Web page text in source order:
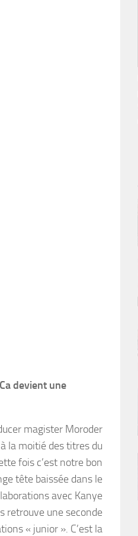
devient une
magister Moroder
la moitié des titres du
fois c’est notre bon
tête baissée dans le
avec Kanye
retrouve une seconde
« junior ». C’est la